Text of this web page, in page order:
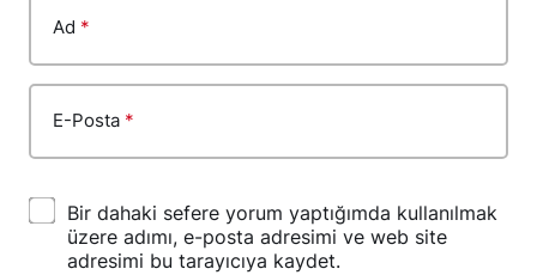
Ad *
E-Posta *
Bir dahaki sefere yorum yaptığımda kullanılmak
üzere adımı, e-posta adresimi ve web site
adresimi bu tarayıcıya kaydet.